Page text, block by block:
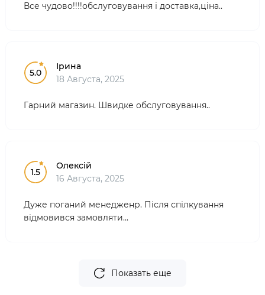
Все чудово!!!!обслуговування і доставка,ціна..
5.0
Ірина
18 Августа, 2025
Гарний магазин. Швидке обслуговування..
1.5
Олексій
16 Августа, 2025
Дуже поганий менедженр. Після спілкування
відмовився замовляти...
Показать еще